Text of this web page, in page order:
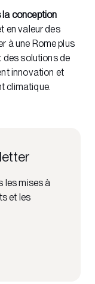
la conception
en valeur des
à une Rome plus
des solutions de
innovation et
climatique.
les mises à
et les